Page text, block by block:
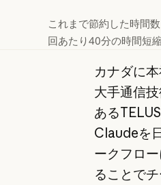
これまで節約した時間
回あたり40分の時間短縮
カナダに本
大手通信
あるTELUS
Claudeを
ークフロ
ることで